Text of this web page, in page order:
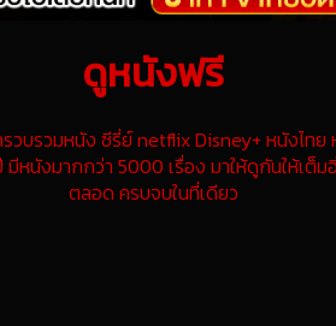
ดูหนังฟรี
วบรวมหนัง ซีรี่ย์ netflix Disney+ หนังไท
มีหนังมากกว่า 5000 เรื่อง มาให้ดูกันให้เ
ตลอด ครบจบในที่เดียว